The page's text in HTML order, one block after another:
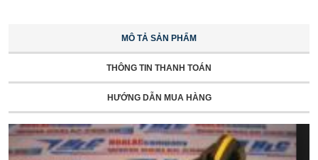
MÔ TẢ SẢN PHẨM
THÔNG TIN THANH TOÁN
HƯỚNG DẪN MUA HÀNG